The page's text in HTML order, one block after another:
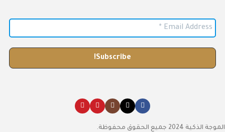
الموجة الذكية 2024 جميع الحقوق محفوظة.